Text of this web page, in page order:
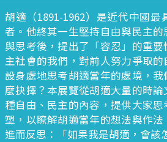
胡適（1891-1962）是近代中國
者。他終其一生堅持自由與民主
與思考後，提出了「容忍」的重
主社會的我們，對前人努力爭取
設身處地思考胡適當年的處境，
麼抉擇？本展覽從胡適大量的時
種自由、民主的內容，提供大家
塑，以瞭解胡適當年的想法與作法
進而反思：「如果我是胡適，會該